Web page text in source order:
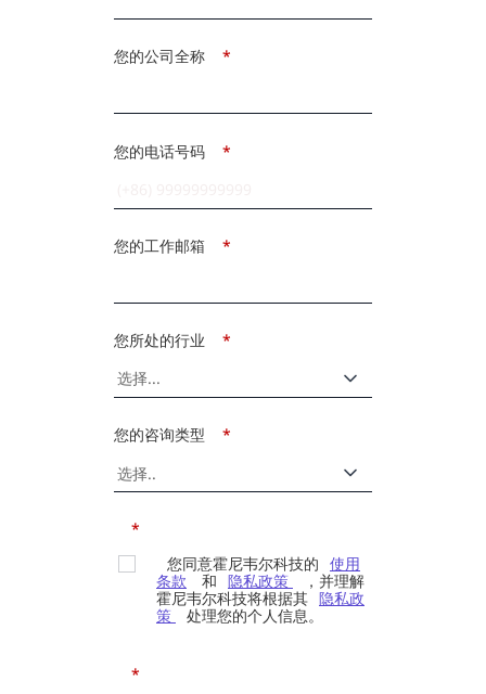
*
您的公司全称
*
您的电话号码
*
您的工作邮箱
*
您所处的行业
*
您的咨询类型
*
您同意霍尼韦尔科技的 使用
条款
和 隐私政策
，并理解
霍尼韦尔科技将根据其 隐私政
策
处理您的个人信息。
*